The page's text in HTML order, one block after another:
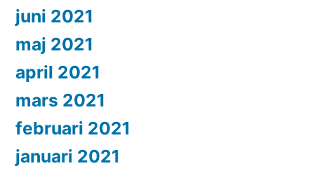
juni 2021
maj 2021
april 2021
mars 2021
februari 2021
januari 2021